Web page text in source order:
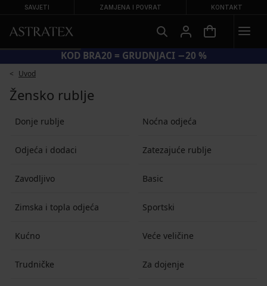
SAVJETI ZAMJENA I POVRAT KONTAKT
KOD BRA20 = GRUDNJACI −20 %
Uvod
Žensko rublje
Donje rublje Noćna odjeća
Odjeća i dodaci Zatezajuće rublje
Zavodljivo Basic
Zimska i topla odjeća Sportski
Kućno Veće veličine
Trudničke Za dojenje